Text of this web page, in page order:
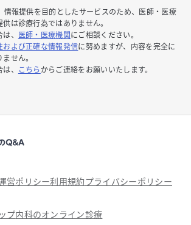
情報提供を目的としたサービスのため、医師・医療
は診療行為ではありません。
、
医師・医療機関 にご相談ください。
および正確な情報発信に努めますが、内容を完全に
せん。
、
こちら からご連絡をお願いいたします。
営ポリシー利用規約プライバシーポリシー
プ内科のオンライン診療